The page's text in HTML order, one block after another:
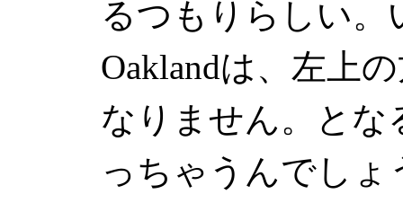
るつもりらしい
Oaklandは、左上
なりません。とな
っちゃうんでし